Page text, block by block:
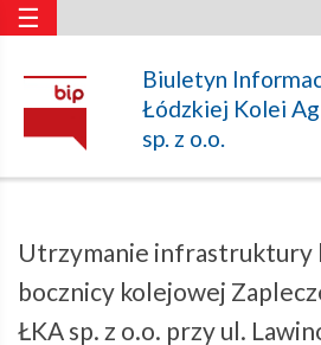
Utrzymanie
infrastruktury
na
Biuletyn
Łódzkiej Kolei
sp. z o.o.
☰
Utrzymanie infrastruktury
bocznicy kolejowej
ŁKA sp. z o.o. przy ul.